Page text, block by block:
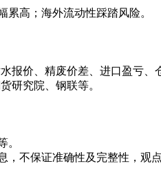
累高；海外流动性踩踏风险。
报价、精废价差、进口盈亏、
研究院、钢联等。
。
，不保证准确性及完整性，观